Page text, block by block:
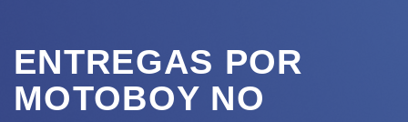
ENTREGAS POR
MOTOBOY NO